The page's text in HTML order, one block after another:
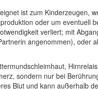
ist zum Kinderzeugen,
oder um eventuell
verliert; mit
angenommen),
sondern nur bei
Blut und kann außerhalb